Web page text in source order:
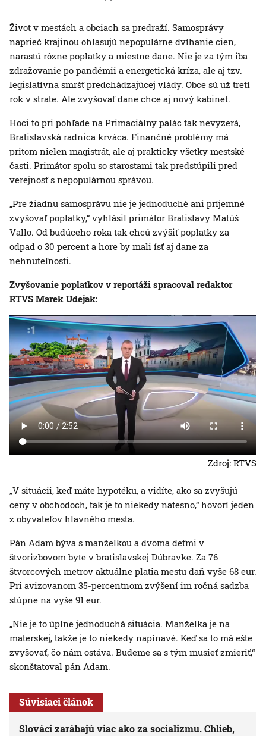
Život v mestách a obciach sa predraží. Samosprávy
naprieč krajinou ohlasujú nepopulárne dvíhanie cien,
narastú rôzne poplatky a miestne dane. Nie je za tým iba
zdražovanie po pandémii a energetická kríza, ale aj tzv.
legislatívna smršť predchádzajúcej vlády. Obce sú už tretí
rok v strate. Ale zvyšovať dane chce aj nový kabinet.
Hoci to pri pohľade na Primaciálny palác tak nevyzerá,
Bratislavská radnica krváca. Finančné problémy má
pritom nielen magistrát, ale aj prakticky všetky mestské
časti. Primátor spolu so starostami tak predstúpili pred
verejnosť s nepopulárnou správou.
„Pre žiadnu samosprávu nie je jednoduché ani príjemné
zvyšovať poplatky,“ vyhlásil primátor Bratislavy Matúš
Vallo. Od budúceho roka tak chcú zvýšiť poplatky za
odpad o 30 percent a hore by mali ísť aj dane za
nehnuteľnosti.
Zvyšovanie poplatkov v reportáži spracoval redaktor
RTVS Marek Udejak:
Zdroj: RTVS
„V situácii, keď máte hypotéku, a vidíte, ako sa zvyšujú
ceny v obchodoch, tak je to niekedy natesno,“ hovorí jeden
z obyvateľov hlavného mesta.
Pán Adam býva s manželkou a dvoma deťmi v
štvorizbovom byte v bratislavskej Dúbravke. Za 76
štvorcových metrov aktuálne platia mestu daň vyše 68 eur.
Pri avizovanom 35-percentnom zvýšení im ročná sadzba
stúpne na vyše 91 eur.
„Nie je to úplne jednoduchá situácia. Manželka je na
materskej, takže je to niekedy napínavé. Keď sa to má ešte
zvyšovať, čo nám ostáva. Budeme sa s tým musieť zmieriť,“
skonštatoval pán Adam.
Súvisiaci článok
Slováci zarábajú viac ako za socializmu. Chlieb,